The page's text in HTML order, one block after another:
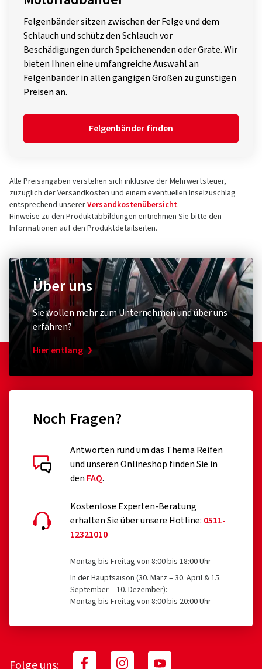
Felgenbänder sitzen zwischen der Felge und dem
Schlauch und schütz den Schlauch vor
Beschädigungen durch Speichenenden oder Grate. Wir
bieten Ihnen eine umfangreiche Auswahl an
Felgenbänder in allen gängigen Größen zu günstigen
Preisen an.
Felgenbänder finden
Alle Preisangaben verstehen sich inklusive der Mehrwertsteuer,
zuzüglich der Versandkosten und einem eventuellen Inselzuschlag
entsprechend unsererVersandkostenübersicht.
Hinweise zu den Produktabbildungen entnehmen Sie bitte den
Informationen auf den Produktdetailseiten.
Über uns
Sie wollen mehr zum Unternehmen und über uns
erfahren?
Hier entlang
Noch Fragen?
Antworten rund um das Thema Reifen
und unseren Onlineshop finden Sie in
den FAQ.
Kostenlose Experten-Beratung
erhalten Sie über unsere Hotline: 0511-
12321010
Montag bis Freitag von 8:00 bis 18:00 Uhr
In der Hauptsaison (30. März – 30. April & 15.
September – 10. Dezember):
Montag bis Freitag von 8:00 bis 20:00 Uhr
Folge uns: